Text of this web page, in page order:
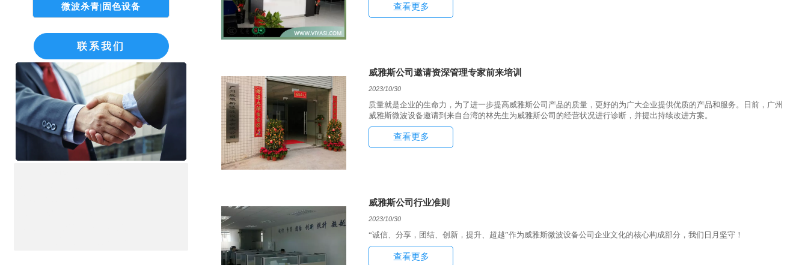
微波杀青|固色设备
联系我们
查看更多
威雅斯公司邀请资深管理专家前来培训
2023/10/30
质量就是企业的生命力，为了进一步提高威雅斯公司产品的质量，更好的为广大企业提供优质的产品和服务。日前，广州
威雅斯微波设备邀请到来自台湾的林先生为威雅斯公司的经营状况进行诊断，并提出持续改进方案。
查看更多
威雅斯公司行业准则
2023/10/30
“诚信、分享，团结、创新，提升、超越”作为威雅斯微波设备公司企业文化的核心构成部分，我们日月坚守！
查看更多